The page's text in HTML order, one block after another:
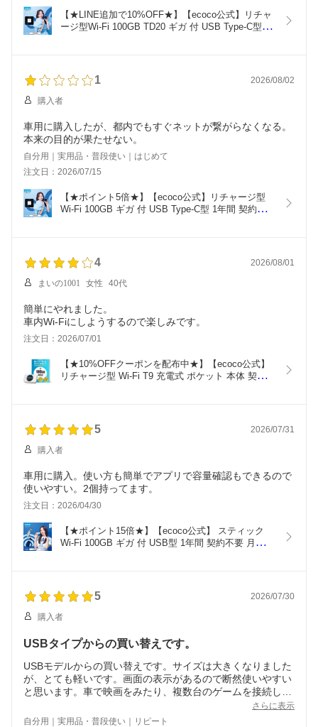
【★LINE追加で10%OFF★】【ecoco公式】リチャ
ージ型Wi-Fi 100GB TD20 ギガ 付 USB Type-C型 1
1 2026/08/02
購入者
車用に購入したが、都内でもすぐネットが繋がらなくなる。
本来の目的が果たせない。
自分用｜実用品・普段使い｜はじめて
注文日：2026/07/15
【★ポイント5倍★】【ecoco公式】リチャージ型
Wi-Fi 100GB ギガ 付 USB Type-C型 1年間 契約不
4 2026/08/01
まいの1001 女性 40代
簡単にやれました。
車内Wi-Fiにしようするので楽しみです。
注文日：2026/07/01
【★10%OFFクーポンを配布中★】【ecoco公式】
リチャージ型 Wi-Fi T9 充電式 ポケット 本体 契約
5 2026/07/31
購入者
車用に購入。使い方も簡単でアプリで容量確認もできるので
使いやすい。2個持ってます。
注文日：2026/04/30
【★ポイント15倍★】【ecoco公式】 スティック
Wi-Fi 100GB ギガ 付 USB型 1年間 契約不要 月額費
5 2026/07/30
購入者
USBタイプからの買い替えです。
USBモデルからの買い替えです。サイズは大きくなりました
が、とても軽いです。画面の表示があるので断然使いやすい
と思います。車で映画をみたり、複数台のゲームを接続した
りとても便利です。使った分だけ消費するシステムもとても
便利です
さらに表示
自分用｜実用品・普段使い｜リピート